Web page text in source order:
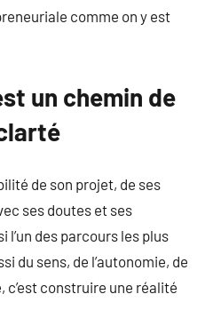
comme on y est
un chemin de
de son projet, de ses
ses doutes et ses
l’un des parcours les plus
du sens, de l’autonomie, de
construire une réalité